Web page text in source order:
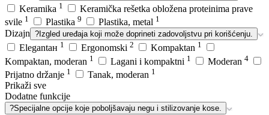
Keramika 1
Keramička rešetka obložena proteinima prave
svile 1 Plastika 9 Plastika, metal 1
Dizajn ? Izgled uređaja koji može doprineti zadovoljstvu pri korišćenju.
Elegantан 1 Ergonomski 2 Kompaktan 1
Kompaktan, moderan 1 Lagani i kompaktni 1 Moderan 4
Prijatno držanje 1 Tanak, moderan 1
Prikaži sve
Dodatne funkcije
?Specijalne opcije koje poboljšavaju negu i stilizovanje kose.